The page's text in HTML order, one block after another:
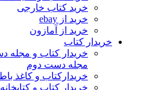
خرید کتاب خارجی
خرید از ebay
خرید از آمازون
خریدار کتاب
خریدار کتاب و
مجله دست دوم
خریدارکتاب و کاغذ
خریدار کتاب و